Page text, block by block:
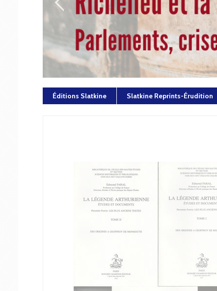
Éditions Slatkine Slatkine Reprints-Érudition